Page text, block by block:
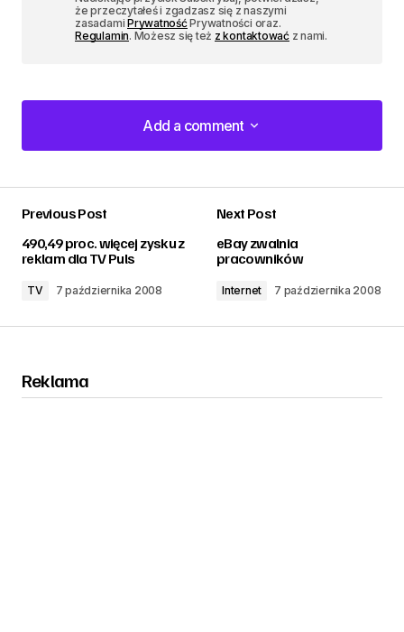
że przeczytałeś i zgadzasz się z naszymi
zasadamiPrywatnośćPrywatności oraz.
Regulamin. Możesz się też z kontaktowaćz nami.
Add a comment
Add a comment
Previous Post
490,49 proc. więcej zysku z
reklam dla TV Puls
TV 7 października 2008
Next Post
eBay zwalnia
pracowników
Internet 7 października 2008
Reklama